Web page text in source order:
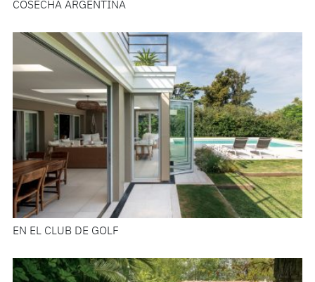
COSECHA ARGENTINA
EN EL CLUB DE GOLF